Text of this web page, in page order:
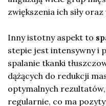
zwiększenia ich siły
Inny istotny aspekt to
stepie jest intensywny i
spalanie tkanki
dążących do redukcji
optymalnych
regularnie, co ma